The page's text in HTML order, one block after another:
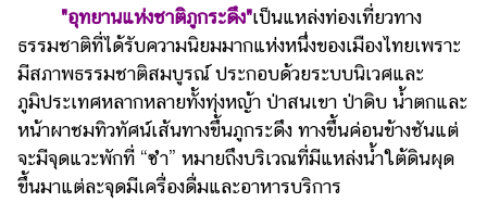
"อุทยานแห่งชาติภูกระดึง"เป็นแหล่งท่องเที่ยวทาง
ธรรมชาติที่ได้รับความนิยมมากแห่งหนึ่งของเมืองไทยเพราะ
มีสภาพธรรมชาติสมบูรณ์ ประกอบด้วยระบบนิเวศและ
ภูมิประเทศหลากหลายทั้งทุ่งหญ้า ป่าสนเขา ป่าดิบ น้ำตกและ
หน้าผาชมทิวทัศน์เส้นทางขึ้นภูกระดึง ทางขึ้นค่อนข้างชันแต่
จะมีจุดแวะพักที่ “ซำ” หมายถึงบริเวณที่มีแหล่งน้ำใต้ดินผุด
ขึ้นมาแต่ละจุดมีเครื่องดื่มและอาหารบริการ